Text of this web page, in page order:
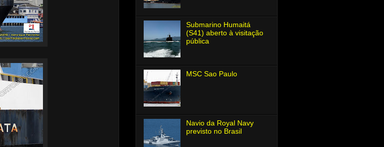
Submarino Humaitá
(S41) aberto à visitação
pública
MSC Sao Paulo
Navio da Royal Navy
previsto no Brasil